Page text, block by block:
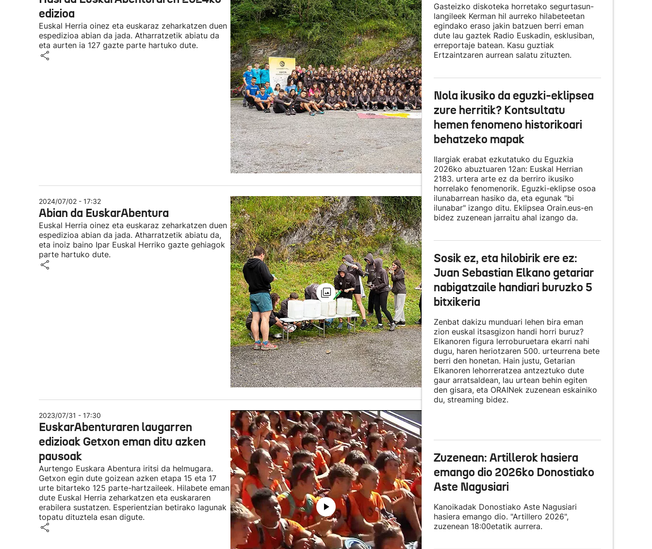
edizioa
Euskal Herria oinez eta euskaraz zeharkatzen duen
espedizioa abian da jada. Atharratzetik abiatu da
eta aurten ia 127 gazte parte hartuko dute.
2024/07/02 - 17:32
Abian da EuskarAbentura
Euskal Herria oinez eta euskaraz zeharkatzen duen
espedizioa abian da jada. Atharratzetik abiatu da,
eta inoiz baino Ipar Euskal Herriko gazte gehiagok
parte hartuko dute.
2023/07/31 - 17:30
EuskarAbenturaren laugarren
edizioak Getxon eman ditu azken
pausoak
Aurtengo Euskara Abentura iritsi da helmugara.
Getxon egin dute goizean azken etapa 15 eta 17
urte bitarteko 125 parte-hartzaileek. Hilabete eman
dute Euskal Herria zeharkatzen eta euskararen
erabilera sustatzen. Esperientzian betirako lagunak
topatu dituztela esan digute.
Gasteizko diskoteka horretako segurtasun-
langileek Kerman hil aurreko hilabeteetan
egindako eraso jakin batzuen berri eman
dute lau gaztek Radio Euskadin, esklusiban,
erreportaje batean. Kasu guztiak
Ertzaintzaren aurrean salatu zituzten.
Nola ikusiko da eguzki-eklipsea
zure herritik? Kontsultatu
hemen fenomeno historikoari
behatzeko mapak
Ilargiak erabat ezkutatuko du Eguzkia
2026ko abuztuaren 12an: Euskal Herrian
2183. urtera arte ez da berriro ikusiko
horrelako fenomenorik. Eguzki-eklipse osoa
ilunabarrean hasiko da, eta egunak "bi
ilunabar" izango ditu. Eklipsea Orain.eus-en
bidez zuzenean jarraitu ahal izango da.
Sosik ez, eta hilobirik ere ez:
Juan Sebastian Elkano getariar
nabigatzaile handiari buruzko 5
bitxikeria
Zenbat dakizu munduari lehen bira eman
zion euskal itsasgizon handi horri buruz?
Elkanoren figura lerroburuetara ekarri nahi
dugu, haren heriotzaren 500. urteurrena bete
berri den honetan. Hain justu, Getarian
Elkanoren lehorreratzea antzeztuko dute
gaur arratsaldean, lau urtean behin egiten
den gisara, eta ORAINek zuzenean eskainiko
du, streaming bidez.
Zuzenean: Artillerok hasiera
emango dio 2026ko Donostiako
Aste Nagusiari
Kanoikadak Donostiako Aste Nagusiari
hasiera emango dio. "Artillero 2026",
zuzenean 18:00etatik aurrera.